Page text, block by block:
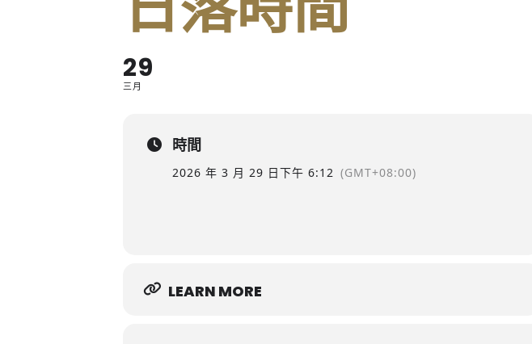
29
三月
時間
2026 年 3 月 29 日下午 6:12 (GMT+08:00)
LEARN MORE